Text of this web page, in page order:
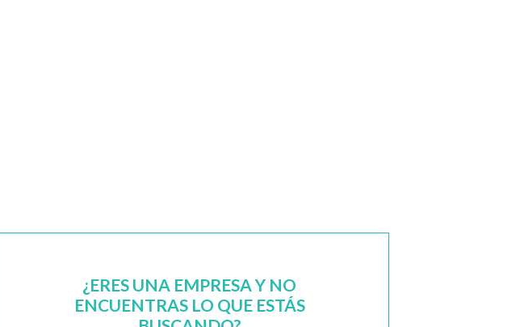
¿ERES UNA EMPRESA Y NO
ENCUENTRAS LO QUE ESTÁS